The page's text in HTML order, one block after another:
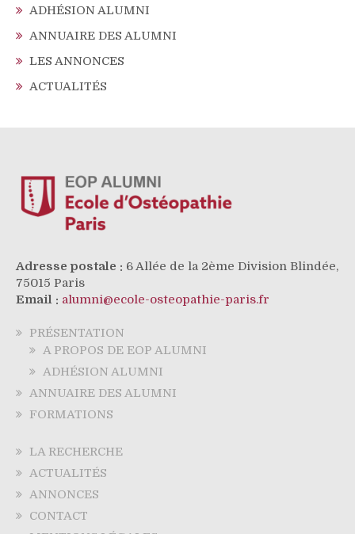
ADHÉSION ALUMNI
ANNUAIRE DES ALUMNI
LES ANNONCES
ACTUALITÉS
Adresse postale : 6 Allée de la 2ème Division Blindée,
75015 Paris
Email : alumni@ecole-osteopathie-paris.fr
PRÉSENTATION
A PROPOS DE EOP ALUMNI
ADHÉSION ALUMNI
ANNUAIRE DES ALUMNI
FORMATIONS
LA RECHERCHE
ACTUALITÉS
ANNONCES
CONTACT